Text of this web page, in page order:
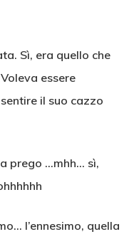
Sì, era quello che
essere
il suo cazzo
prego …mhh… sì,
l’ennesimo, quella